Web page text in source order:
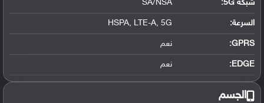
شبكة 5G :
SA/NSA
السرعة: HSPA, LTE-A, 5G
GPRS: نعم
EDGE: نعم
الجسم